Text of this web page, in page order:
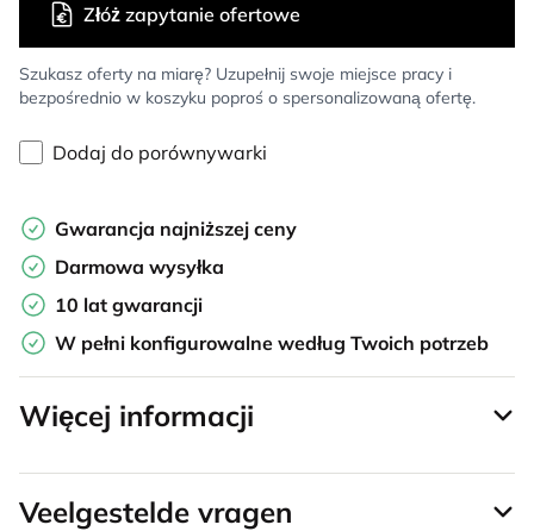
Szukasz oferty na miarę? Uzupełnij swoje miejsce pracy i
bezpośrednio w koszyku poproś o spersonalizowaną ofertę.
Złóż zapytanie ofertowe
Dodaj do porównywarki
Gwarancja najniższej ceny
Darmowa wysyłka
10 lat gwarancji
W pełni konfigurowalne według Twoich potrzeb
Więcej informacji
Veelgestelde vragen